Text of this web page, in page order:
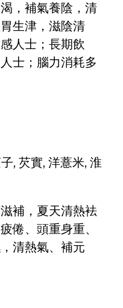
，補氣養陰，清
生津，滋陰清
人士；長期飲
士；腦力消耗多
, 芡實, 洋薏米, 淮
補，夏天清熱袪
倦、頭重身重、
清熱氣、補元